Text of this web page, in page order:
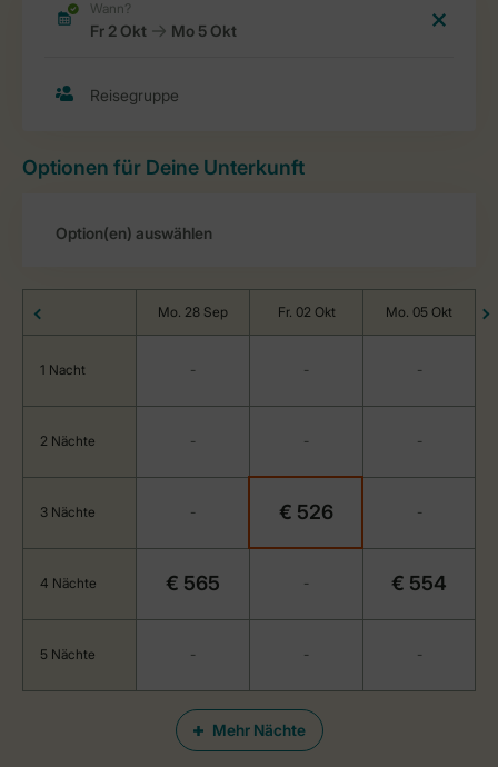
Optionen für Deine Unterkunft
Mehr Nächte
Mo. 28 Sep Fr. 02 Okt Mo. 05 Okt
1 Nacht - - -
2 Nächte - - -
3 Nächte - € 526 -
4 Nächte € 565 - € 554
5 Nächte - - -